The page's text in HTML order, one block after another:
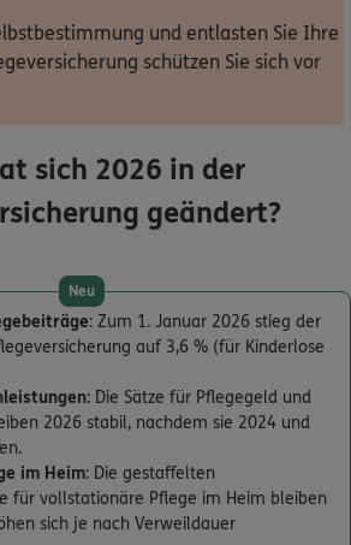
Versicherungen
Blick Ihre Versicherungen bei ERGO,
Rechtsschutz und der DKV.
Zum Kundenportal
Leistungsfall melden
telefonisch.
und entlasten Sie Ihre
schützen Sie sich vor
sich 2026 in der
geändert?
Neu
: Zum 1. Januar 2026 stieg der
auf 3,6 % (für Kinderlose
: Die Sätze für Pflegegeld und
2026 stabil, nachdem sie 2024 und
im Heim: Die gestaffelten
für vollstationäre Pflege im Heim bleiben
sich je nach Verweildauer